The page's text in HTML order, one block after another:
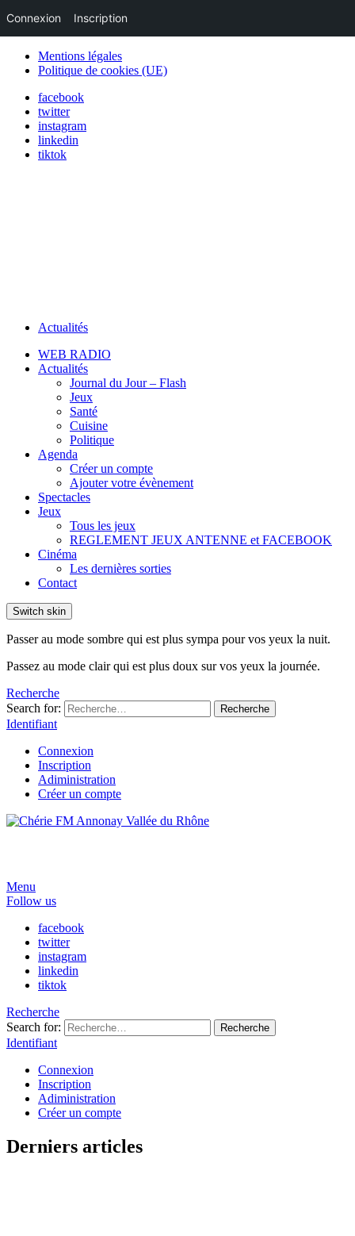
Mentions légales
Politique de cookies (UE)
facebook
twitter
instagram
linkedin
tiktok
Actualités
WEB RADIO
Actualités
Journal du Jour – Flash
Jeux
Santé
Cuisine
Politique
Agenda
Créer un compte
Ajouter votre évènement
Spectacles
Jeux
Tous les jeux
REGLEMENT JEUX ANTENNE et FACEBOOK
Cinéma
Les dernières sorties
Contact
Switch skin
Passer au mode sombre qui est plus sympa pour vos yeux la nuit.
Passez au mode clair qui est plus doux sur vos yeux la journée.
Recherche
Search for:
Recherche
Identifiant
Connexion
Inscription
Adiministration
Créer un compte
Menu
Follow us
facebook
twitter
instagram
linkedin
tiktok
Recherche
Search for:
Recherche
Identifiant
Connexion
Inscription
Adiministration
Créer un compte
Derniers articles
Connexion Inscription